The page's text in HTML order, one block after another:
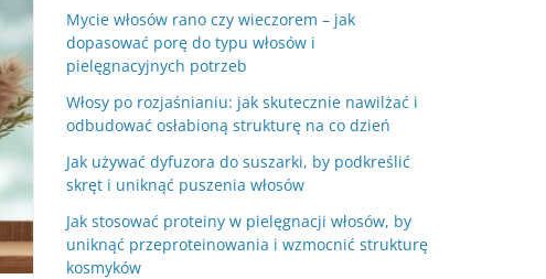
Mycie włosów rano czy wieczorem – jak
dopasować porę do typu włosów i
pielęgnacyjnych potrzeb
Włosy po rozjaśnianiu: jak skutecznie nawilżać i
odbudować osłabioną strukturę na co dzień
Jak używać dyfuzora do suszarki, by podkreślić
skręt i uniknąć puszenia włosów
Jak stosować proteiny w pielęgnacji włosów, by
uniknąć przeproteinowania i wzmocnić strukturę
kosmyków